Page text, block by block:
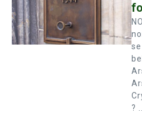
? ...